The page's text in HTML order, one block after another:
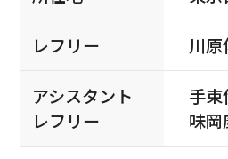
レフリー 川原
アシスタント
レフリー
手
味